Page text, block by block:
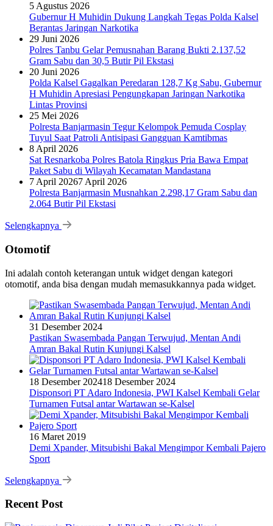
5 Agustus 2026
Gubernur H Muhidin Dukung Langkah Tegas Polda Kalsel
Berantas Jaringan Narkotika
29 Juni 2026
Polres Tanbu Gelar Pemusnahan Barang Bukti 2.137,52
Gram Sabu dan 30,5 Butir Pil Ekstasi
20 Juni 2026
Polda Kalsel Gagalkan Peredaran 128,7 Kg Sabu, Gubernur
H Muhidin Apresiasi Pengungkapan Jaringan Narkotika
Lintas Provinsi
25 Mei 2026
Polresta Banjarmasin Tegur Kelompok Pemuda Cosplay
Tuyul Saat Patroli Antisipasi Gangguan Kamtibmas
8 April 2026
Sat Resnarkoba Polres Batola Ringkus Pria Bawa Empat
Paket Sabu di Wilayah Kecamatan Mandastana
7 April 20267 April 2026
Polresta Banjarmasin Musnahkan 2.298,17 Gram Sabu dan
2.064 Butir Pil Ekstasi
Selengkapnya
Otomotif
Ini adalah contoh keterangan untuk widget dengan kategori
otomotif, anda bisa dengan mudah memasukkannya pada widget.
31 Desember 2024
Pastikan Swasembada Pangan Terwujud, Mentan Andi
Amran Bakal Rutin Kunjungi Kalsel
18 Desember 202418 Desember 2024
Disponsori PT Adaro Indonesia, PWI Kalsel Kembali Gelar
Turnamen Futsal antar Wartawan se-Kalsel
16 Maret 2019
Demi Xpander, Mitsubishi Bakal Mengimpor Kembali Pajero
Sport
Selengkapnya
Recent Post